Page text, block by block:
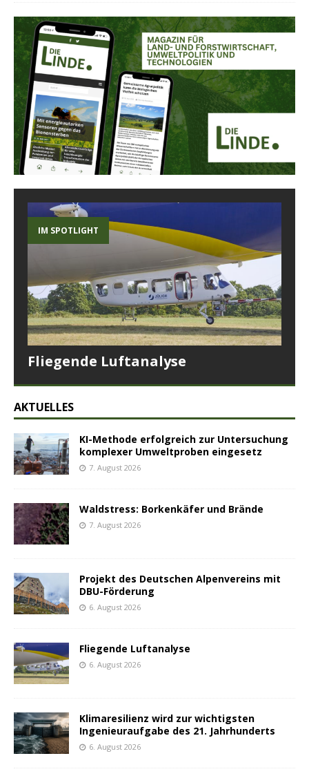
IM SPOTLIGHT
Fliegende Luftanalyse
AKTUELLES
KI-Methode erfolgreich zur Untersuchung
komplexer Umweltproben eingesetz
7. August 2026
Waldstress: Borkenkäfer und Brände
7. August 2026
Projekt des Deutschen Alpenvereins mit
DBU-Förderung
6. August 2026
Fliegende Luftanalyse
6. August 2026
Klimaresilienz wird zur wichtigsten
Ingenieuraufgabe des 21. Jahrhunderts
6. August 2026